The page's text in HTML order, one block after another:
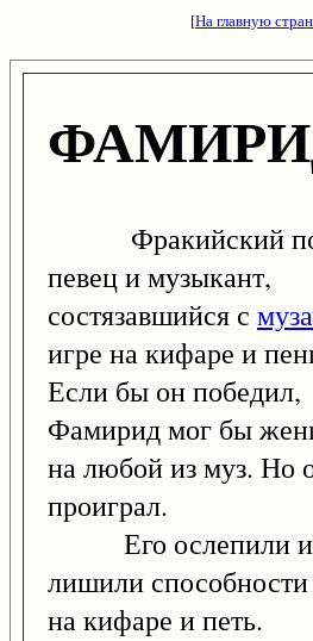
[На главную
Фракийский
певец и музыкант,
состязавшийся с
игре на кифаре и
Если бы он победил,
Фамирид мог бы
на любой из муз. Но
проиграл.
Его ослепили и
лишили способности
на кифаре и петь.